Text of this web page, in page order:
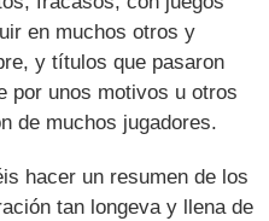
en muchos otros y
y títulos que pasaron
por unos motivos u otros
de muchos jugadores.
hacer un resumen de los
tan longeva y llena de